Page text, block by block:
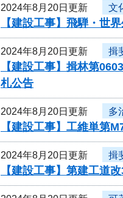
2024年8月20日更新 文
【建設工事】飛騨・世
2024年8月20日更新 揖
【建設工事】揖林第
札公告
2024年8月20日更新 多
【建設工事】工維単
2024年8月20日更新 揖
【建設工事】第建工道